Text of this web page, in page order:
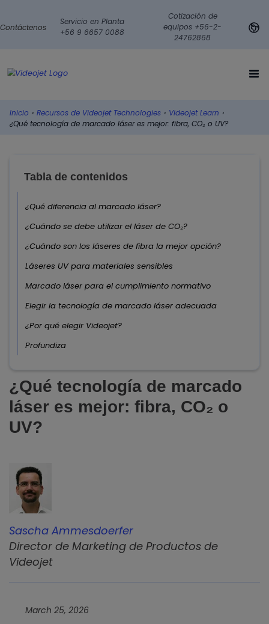
Contáctenos
Servicio en Planta
+56 9 6657 0088
Cotización de
equipos +56-2-
24762868
Inicio › Recursos de Videojet Technologies › Videojet Learn ›
¿Qué tecnología de marcado láser es mejor: fibra, CO₂ o UV?
Tabla de contenidos
¿Qué diferencia al marcado láser?
¿Cuándo se debe utilizar el láser de CO₂?
¿Cuándo son los láseres de fibra la mejor opción?
Láseres UV para materiales sensibles
Marcado láser para el cumplimiento normativo
Elegir la tecnología de marcado láser adecuada
¿Por qué elegir Videojet?
Profundiza
¿Qué tecnología de marcado
láser es mejor: fibra, CO₂ o
UV?
Sascha Ammesdoerfer
Director de Marketing de Productos de
Videojet
March 25, 2026